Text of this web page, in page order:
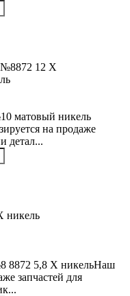
матовый никель
на продаже
детал...
8872 5,8 Х никельНаш
запчастей для